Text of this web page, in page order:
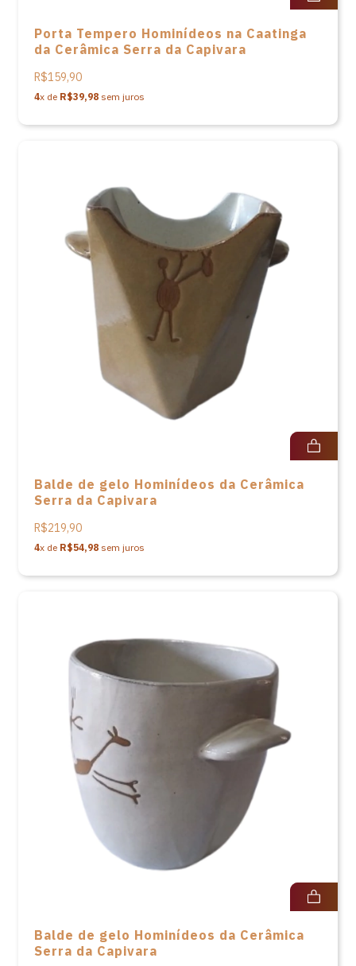
Porta Tempero Hominídeos na Caatinga
da Cerâmica Serra da Capivara
R$159,90
4x de R$39,98 sem juros
Balde de gelo Hominídeos da Cerâmica
Serra da Capivara
R$219,90
4x de R$54,98 sem juros
Balde de gelo Hominídeos da Cerâmica
Serra da Capivara